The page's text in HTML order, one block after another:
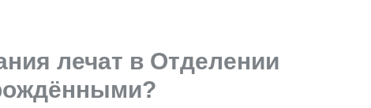
лечат в Отделении